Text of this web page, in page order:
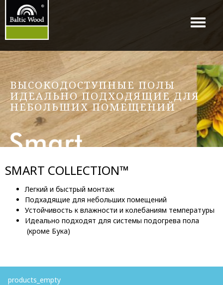
Menu
ВЫСОКОДОСТУПНЫЕ ПОЛЫ
ИДЕАЛЬНО ПОДХОДЯЩИЕ ДЛЯ
НЕБОЛЬШИХ ПОМЕЩЕНИЙ
SMART COLLECTION™
Легкий и быстрый монтаж
Подхадящие для небольших помещений
Устойчивость к влажности и колебаниям температуры
Идеально подходят для системы подогрева пола
(кроме Бука)
products_empty